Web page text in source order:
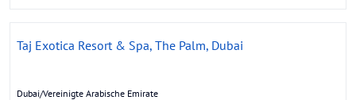
Taj Exotica Resort & Spa, The Palm, Dubai
Dubai/Vereinigte Arabische Emirate